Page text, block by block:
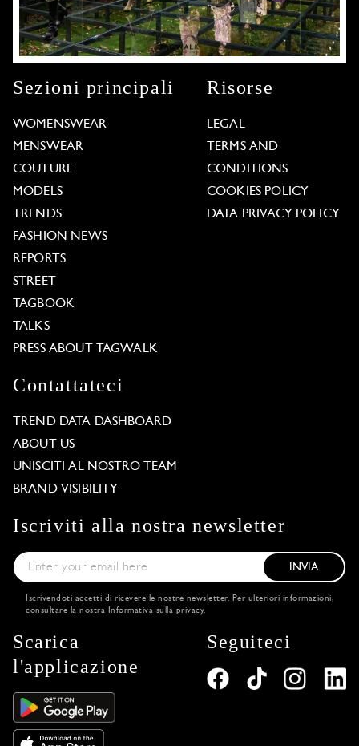
Sezioni principali
WOMENSWEAR
MENSWEAR
COUTURE
MODELS
TRENDS
FASHION NEWS
REPORTS
STREET
TAGBOOK
TALKS
PRESS ABOUT TAGWALK
Risorse
LEGAL
TERMS AND
CONDITIONS
COOKIES POLICY
DATA PRIVACY POLICY
Contattateci
TREND DATA DASHBOARD
ABOUT US
UNISCITI AL NOSTRO TEAM
BRAND VISIBILITY
Iscriviti alla nostra newsletter
INVIA
Iscrivendoti accetti di ricevere le nostre newsletter. Per ulteriori informazioni,
consultare la nostra
Informativa sulla privacy.
Scarica
l'applicazione
Seguiteci